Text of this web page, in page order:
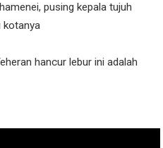
pusing kepala tujuh
kotanya
hancur lebur ini adalah